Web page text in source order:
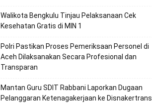
Walikota Bengkulu Tinjau Pelaksanaan Cek
Kesehatan Gratis di MIN 1
Polri Pastikan Proses Pemeriksaan Personel di
Aceh Dilaksanakan Secara Profesional dan
Transparan
Mantan Guru SDIT Rabbani Laporkan Dugaan
Pelanggaran Ketenagakerjaan ke Disnakertrans